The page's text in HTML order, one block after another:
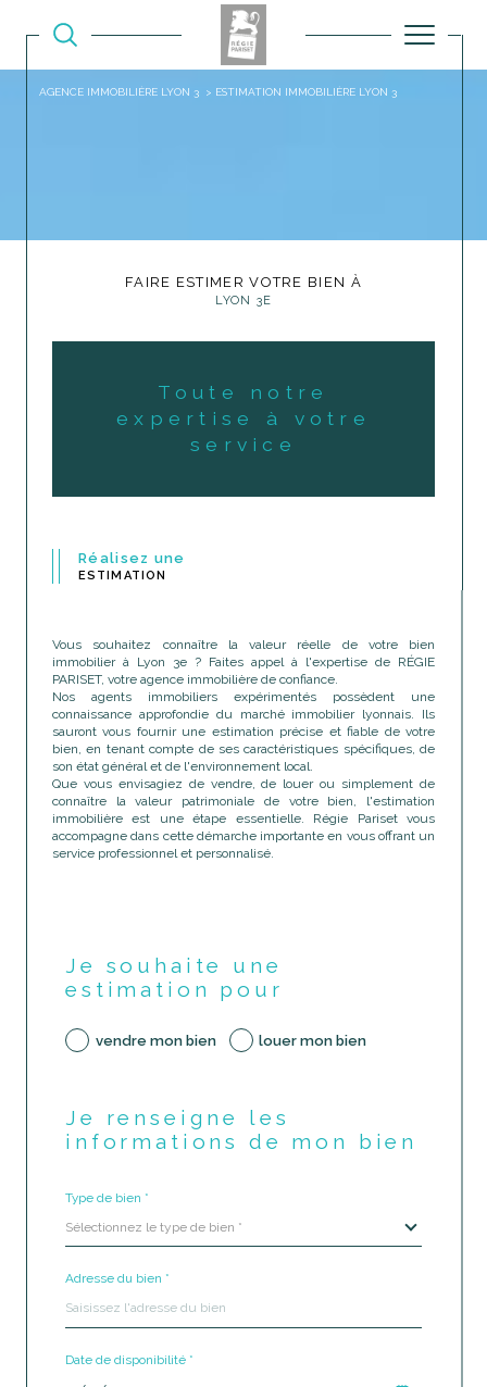
AGENCE IMMOBILIÈRE LYON 3 ESTIMATION IMMOBILIÈRE LYON 3
FAIRE ESTIMER VOTRE BIEN À
LYON 3E
Toute notre
expertise à votre
service
Réalisez une
ESTIMATION
Vous souhaitez connaître la valeur réelle de votre bien
immobilier à Lyon 3e ? Faites appel à l'expertise de RÉGIE
PARISET, votre agence immobilière de confiance.
Nos agents immobiliers expérimentés possèdent une
connaissance approfondie du marché immobilier lyonnais. Ils
sauront vous fournir une estimation précise et fiable de votre
bien, en tenant compte de ses caractéristiques spécifiques, de
son état général et de l'environnement local.
Que vous envisagiez de vendre, de louer ou simplement de
connaître la valeur patrimoniale de votre bien, l'estimation
immobilière est une étape essentielle. Régie Pariset vous
accompagne dans cette démarche importante en vous offrant un
service professionnel et personnalisé.
Je souhaite une
estimation pour
vendre mon bien louer mon bien
Je renseigne les
informations de mon bien
Type de bien *
Sélectionnez le type de bien *
Adresse du bien *
Date de disponibilité *